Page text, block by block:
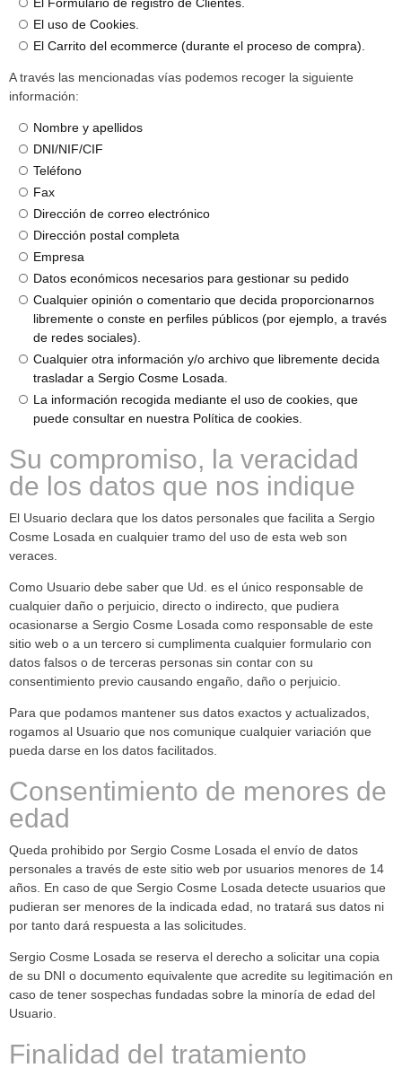
El Formulario de registro de Clientes.
El uso de Cookies.
El Carrito del ecommerce (durante el proceso de compra).
A través las mencionadas vías podemos recoger la siguiente
información:
Nombre y apellidos
DNI/NIF/CIF
Teléfono
Fax
Dirección de correo electrónico
Dirección postal completa
Empresa
Datos económicos necesarios para gestionar su pedido
Cualquier opinión o comentario que decida proporcionarnos
libremente o conste en perfiles públicos (por ejemplo, a través
de redes sociales).
Cualquier otra información y/o archivo que libremente decida
trasladar a Sergio Cosme Losada.
La información recogida mediante el uso de cookies, que
puede consultar en nuestra Política de cookies.
Su compromiso, la veracidad
de los datos que nos indique
El Usuario declara que los datos personales que facilita a Sergio
Cosme Losada en cualquier tramo del uso de esta web son
veraces.
Como Usuario debe saber que Ud. es el único responsable de
cualquier daño o perjuicio, directo o indirecto, que pudiera
ocasionarse a Sergio Cosme Losada como responsable de este
sitio web o a un tercero si cumplimenta cualquier formulario con
datos falsos o de terceras personas sin contar con su
consentimiento previo causando engaño, daño o perjuicio.
Para que podamos mantener sus datos exactos y actualizados,
rogamos al Usuario que nos comunique cualquier variación que
pueda darse en los datos facilitados.
Consentimiento de menores de
edad
Queda prohibido por Sergio Cosme Losada el envío de datos
personales a través de este sitio web por usuarios menores de 14
años. En caso de que Sergio Cosme Losada detecte usuarios que
pudieran ser menores de la indicada edad, no tratará sus datos ni
por tanto dará respuesta a las solicitudes.
Sergio Cosme Losada se reserva el derecho a solicitar una copia
de su DNI o documento equivalente que acredite su legitimación en
caso de tener sospechas fundadas sobre la minoría de edad del
Usuario.
Finalidad del tratamiento